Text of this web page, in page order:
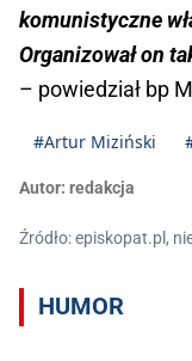
komunistyczne
Organizował on
– powiedział bp
#Artur Miziński
Autor: redakcja
Źródło: episkopat.pl,
HUMOR